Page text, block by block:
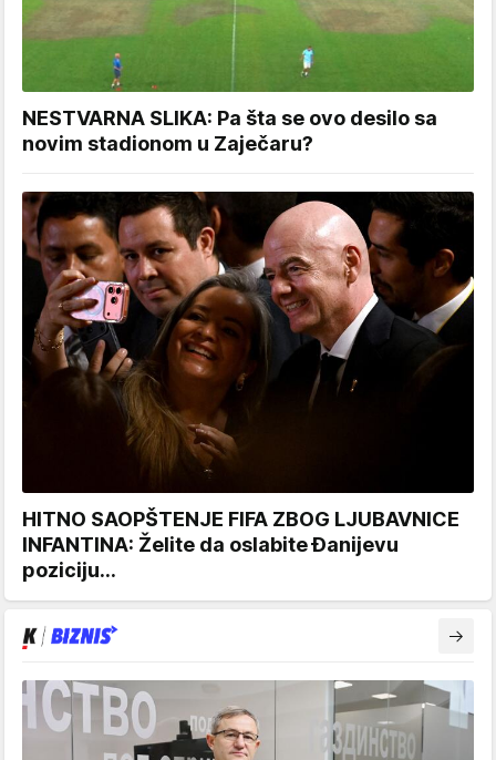
NESTVARNA SLIKA: Pa šta se ovo desilo sa
novim stadionom u Zaječaru?
HITNO SAOPŠTENJE FIFA ZBOG LJUBAVNICE
INFANTINA: Želite da oslabite Đanijevu
poziciju...